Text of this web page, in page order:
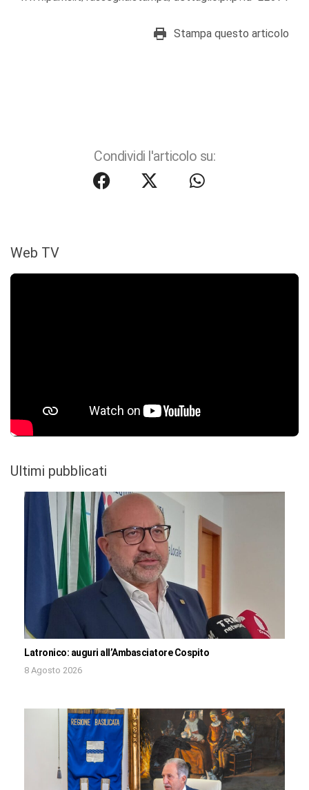
Stampa questo articolo
Condividi l'articolo su:
Web TV
Ultimi pubblicati
Latronico: auguri all’Ambasciatore Cospito
8 Agosto 2026